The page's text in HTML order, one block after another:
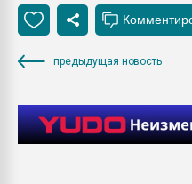
предыдущая новость